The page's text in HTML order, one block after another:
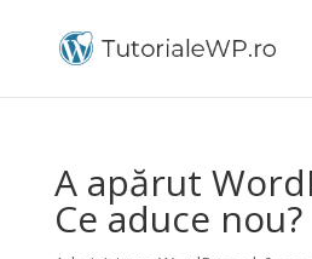
A apărut
Ce aduce nou?